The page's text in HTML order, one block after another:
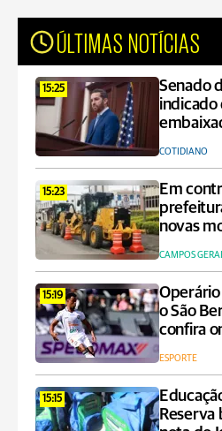
ÚLTIMAS NOTÍCIAS
15:25
Senado
indicado
COTIDIANO
15:23
Em
novas
CAMPOS
15:19
o São
confira
ESPORTE
15:15
Reserva